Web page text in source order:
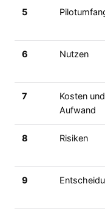
5
6 Nutzen
7
Kosten und
Aufwand
8 Risiken
9